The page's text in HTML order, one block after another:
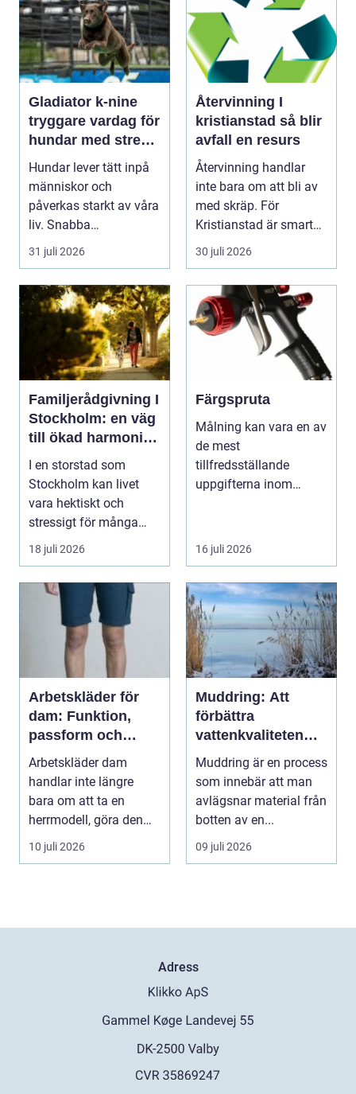
Gladiator k-nine
tryggare vardag för
hundar med stress
och oro
Hundar lever tätt inpå
människor och
påverkas starkt av våra
liv. Snabba
förändringar, höga ljud,
31 juli 2026
Återvinning I
kristianstad så blir
avfall en resurs
Återvinning handlar
inte bara om att bli av
med skräp. För
Kristianstad är smart
avfallshantering en...
30 juli 2026
Familjerådgivning I
Stockholm: en väg
till ökad harmoni
och förståelse
I en storstad som
Stockholm kan livet
vara hektiskt och
stressigt för många
familjer. Kon...
18 juli 2026
Färgspruta
Målning kan vara en av
de mest
tillfredsställande
uppgifterna inom
16 juli 2026
Arbetskläder för
dam: Funktion,
passform och
hållbarhet i fokus
Arbetskläder dam
handlar inte längre
bara om att ta en
herrmodell, göra den
mindre oc...
10 juli 2026
Muddring: Att
förbättra
vattenkvaliteten
och möjliggöra
navigering
Muddring är en process
som innebär att man
avlägsnar material från
botten av en...
09 juli 2026
Adress